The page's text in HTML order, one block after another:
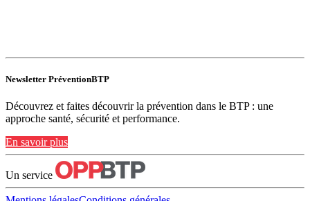
Newsletter PréventionBTP
Découvrez et faites découvrir la prévention dans le BTP : une
approche santé, sécurité et performance.
En savoir plus
Un service